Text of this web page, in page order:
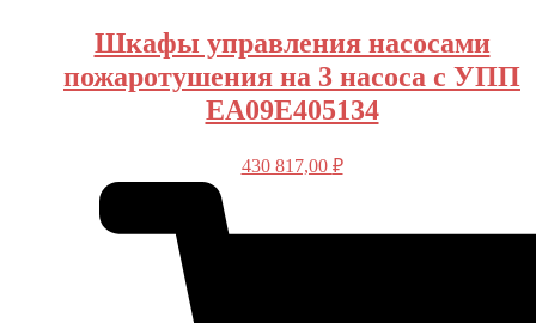
Шкафы управления насосами
пожаротушения на 3 насоса с УПП
EA09E405134
430 817,00 ₽